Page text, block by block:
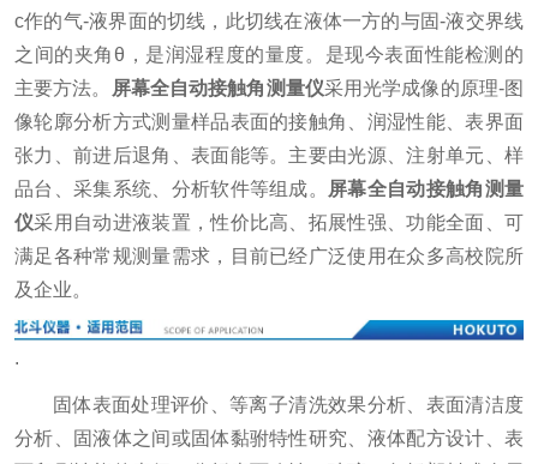
c作的气-液界面的切线，此切线在液体一方的与固-液交界线
之间的夹角θ，是润湿程度的量度。是现今表面性能检测的
主要方法。
屏幕全自动接触角测量仪采用光学成像的原理-图
像轮廓分析方式测量样品表面的接触角、润湿性能、表界面
张力、前进后退角、表面能等。主要由光源、注射单元、样
品台、采集系统、分析软件等组成。
屏幕全自动接触角测量
仪采用自动进液装置，性价比高、拓展性强、功能全面、可
满足各种常规测量需求，目前已经广泛使用在众多高校院所
及企业。
.
固体表面处理评价、等离子清洗效果分析、表面清洁度
分析、固液体之间或固体黏驸特性研究、液体配方设计、表